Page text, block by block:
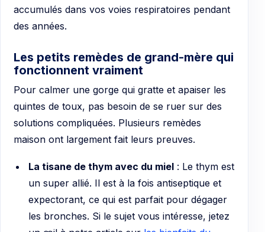
accumulés dans vos voies respiratoires pendant
des années.
Les petits remèdes de grand-mère qui
fonctionnent vraiment
Pour calmer une gorge qui gratte et apaiser les
quintes de toux, pas besoin de se ruer sur des
solutions compliquées. Plusieurs remèdes
maison ont largement fait leurs preuves.
La tisane de thym avec du miel: Le thym est
un super allié. Il est à la fois antiseptique et
expectorant, ce qui est parfait pour dégager
les bronches. Si le sujet vous intéresse, jetez